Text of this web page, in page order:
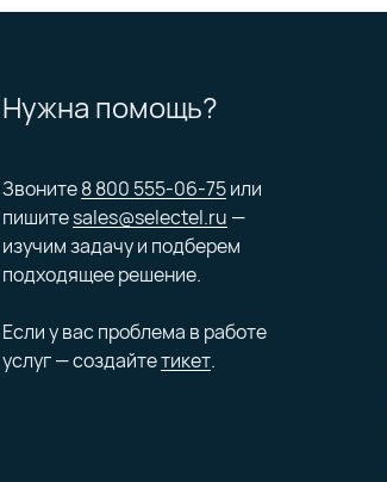
Нужна помощь?
Звоните8 800 555-06-75или
пишитеsales@selectel.ru —
изучим задачу и подберем
подходящее решение.
Если у вас проблема в работе
услуг — создайтетикет.